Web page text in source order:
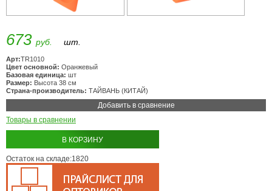
673 руб. шт.
Арт:TR1010
Цвет основной: Оранжевый
Базовая единица: шт
Размер: Высота 38 см
Страна-производитель: ТАЙВАНЬ (КИТАЙ)
Добавить в сравнение
Товары в сравнении
В КОРЗИНУ
Остаток на складе:1820